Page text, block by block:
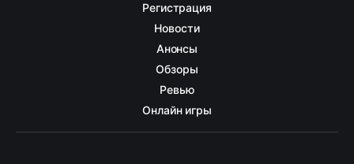
Регистрация
Новости
Анонсы
Обзоры
Ревью
Онлайн игры